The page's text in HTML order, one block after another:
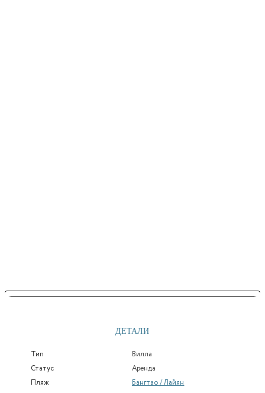
ДЕТАЛИ
Тип
Вилла
Статус
Аренда
Пляж
Бангтао / Лайян